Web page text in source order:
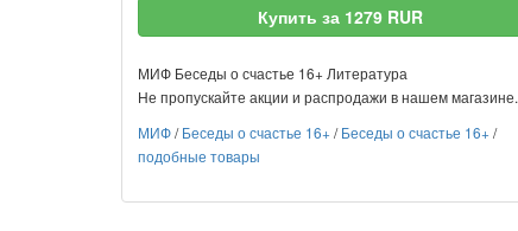
Купить за 1279 RUR
МИФ Беседы о счастье 16+ Литература
Не пропускайте акции и распродажи в нашем магазине.
МИФ/Беседы о счастье 16+ /Беседы о счастье 16+ /
подобные товары